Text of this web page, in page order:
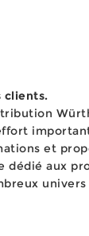
clients.
et
dédié aux
univers